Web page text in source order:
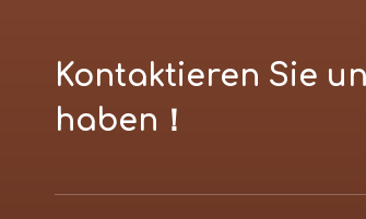
Kontaktieren Sie
haben！